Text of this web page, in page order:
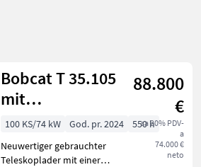
Bobcat T 35.105
mit
Nivauausgleich
88.800
€
sa 20% PDV-
a
74.000 €
neto
100 KS/74 kW God. pr. 2024
550 h
Neuwertiger gebrauchter
Teleskoplader mit einer